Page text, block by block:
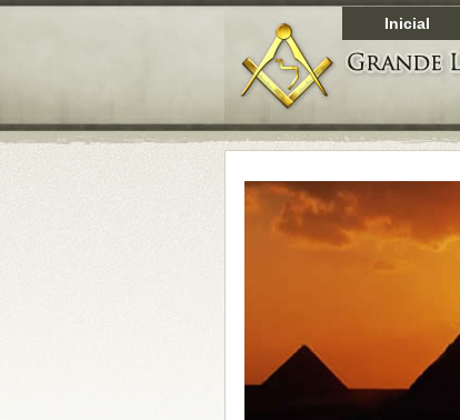
Inicial